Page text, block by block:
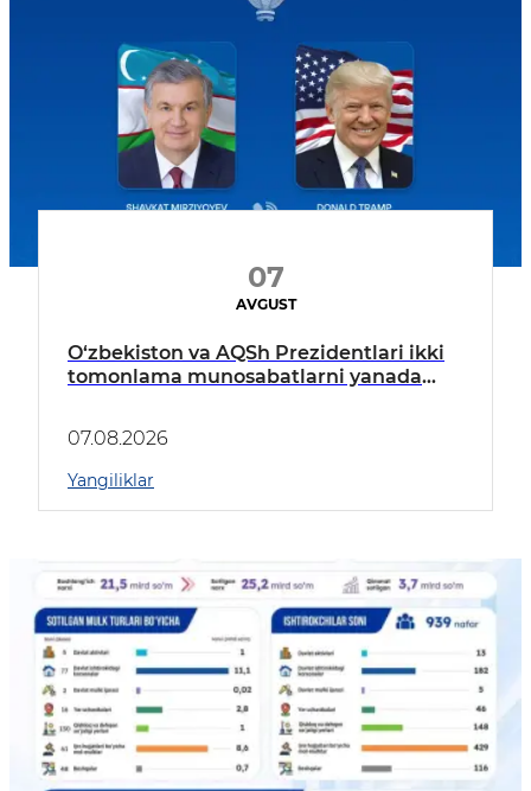
07
AVGUST
O‘zbekiston va AQSh Prezidentlari ikki
tomonlama munosabatlarni yanada
07.08.2026
Yangiliklar